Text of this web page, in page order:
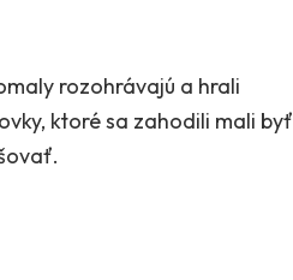
rozohrávajú a hrali
ktoré sa zahodili mali byť